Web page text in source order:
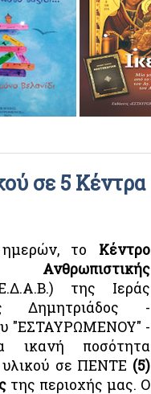
ΜΙΚΡΟΥΣ ΜΑΣ ΦΙΛΟΥΣ
ΕΚΠΟΜΠΕΣ
σε 5 Κέντρα
το Κέντρο
Ανθρωπιστικής
της Ιεράς
Δημητριάδος -
"ΕΣΤΑΥΡΩΜΕΝΟΥ" -
ικανή ποσότητα
υλικού σε ΠΕΝΤΕ (5)
της περιοχής μας. Ο